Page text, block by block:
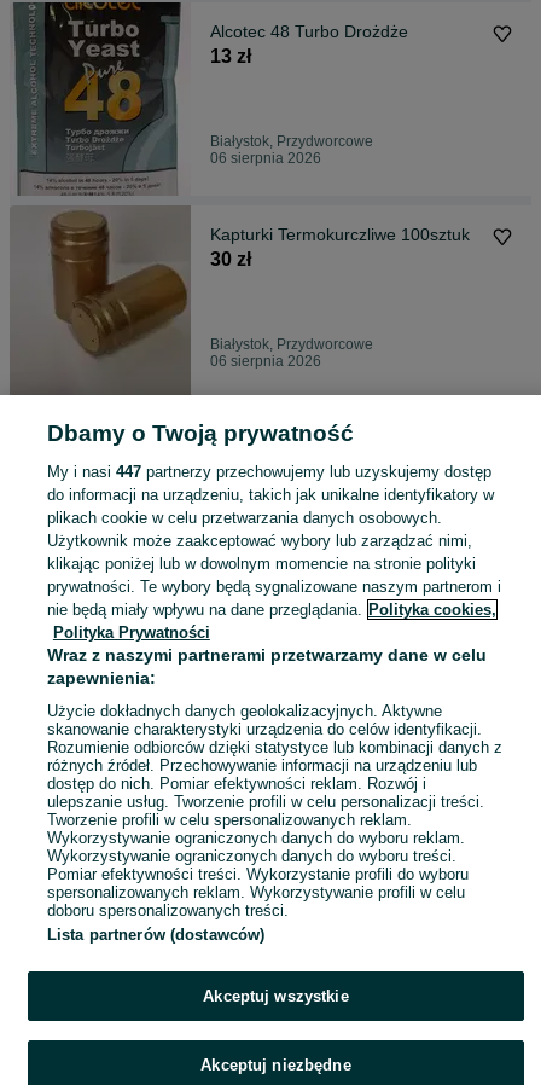
Alcotec 48 Turbo Drożdże
13 zł
Białystok, Przydworcowe
06 sierpnia 2026
Kapturki Termokurczliwe 100sztuk
30 zł
Białystok, Przydworcowe
06 sierpnia 2026
Drożdże gorzelnicze PuriFerm XXL
23 zł
Białystok, Przydworcowe
06 sierpnia 2026
5 zł
Białystok, Przydworcowe
06 sierpnia 2026
1 2 3 ... 9
Dbamy o Twoją prywatność
My i nasi 447partnerzy przechowujemy lub uzyskujemy dostęp
do informacji na urządzeniu, takich jak unikalne identyfikatory w
plikach cookie w celu przetwarzania danych osobowych.
Użytkownik może zaakceptować wybory lub zarządzać nimi,
klikając poniżej lub w dowolnym momencie na stronie polityki
prywatności. Te wybory będą sygnalizowane naszym partnerom i
nie będą miały wpływu na dane przeglądania. Polityka cookies,
Polityka Prywatności
Wraz z naszymi partnerami przetwarzamy dane w celu
zapewnienia:
Użycie dokładnych danych geolokalizacyjnych. Aktywne
skanowanie charakterystyki urządzenia do celów identyfikacji.
Rozumienie odbiorców dzięki statystyce lub kombinacji danych z
różnych źródeł. Przechowywanie informacji na urządzeniu lub
dostęp do nich. Pomiar efektywności reklam. Rozwój i
ulepszanie usług. Tworzenie profili w celu personalizacji treści.
Tworzenie profili w celu spersonalizowanych reklam.
Wykorzystywanie ograniczonych danych do wyboru reklam.
Wykorzystywanie ograniczonych danych do wyboru treści.
Pomiar efektywności treści. Wykorzystanie profili do wyboru
spersonalizowanych reklam. Wykorzystywanie profili w celu
doboru spersonalizowanych treści.
Lista partnerów (dostawców)
Akceptuj wszystkie
Akceptuj niezbędne